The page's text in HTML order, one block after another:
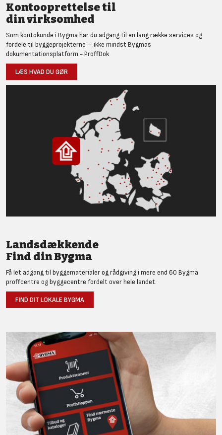
Kontooprettelse til
din virksomhed
Som kontokunde i Bygma har du adgang til en lang række services og
fordele til byggeprojekterne – ikke mindst Bygmas
dokumentationsplatform - ProffDok
LÆS HVAD DU GØR
Landsdækkende
Find din Bygma
Få let adgang til byggematerialer og rådgiving i mere end 60 Bygma
proffcentre og byggecentre fordelt over hele landet.
FIND DIT LOKALE BYGMA